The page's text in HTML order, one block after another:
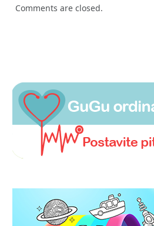
Comments are closed.